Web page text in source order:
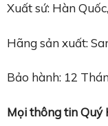
Xuất sứ: Hàn
Hãng sản xuất:
Bảo hành: 12
Mọi thông tin Quý